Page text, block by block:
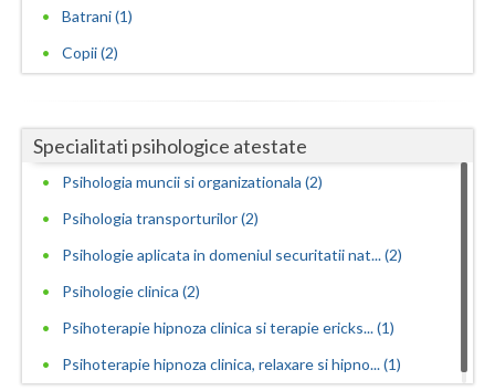
Timis
Valcea
Vaslui
Vrancea
Batrani (1)
Copii (2)
Specialitati psihologice atestate
Psihologia muncii si organizationala (2)
Psihologia transporturilor (2)
Psihologie aplicata in domeniul securitatii nat... (2)
Psihologie clinica (2)
Psihoterapie hipnoza clinica si terapie ericks... (1)
Psihoterapie hipnoza clinica, relaxare si hipno... (1)